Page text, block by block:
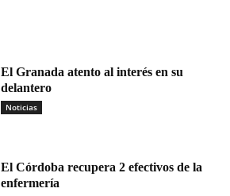
El Granada atento al interés en su
delantero
Noticias
El Córdoba recupera 2 efectivos de la
enfermería